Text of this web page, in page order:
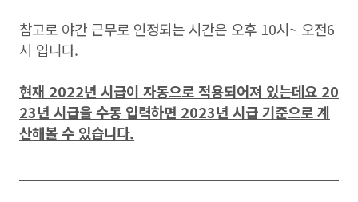
참고로 야간 근무로 인정되는 시간은 오후 10시~ 오전6
시 입니다.
현재 2022년 시급이 자동으로 적용되어져 있는데요 20
23년 시급을 수동 입력하면 2023년 시급 기준으로 계
산해볼 수 있습니다.